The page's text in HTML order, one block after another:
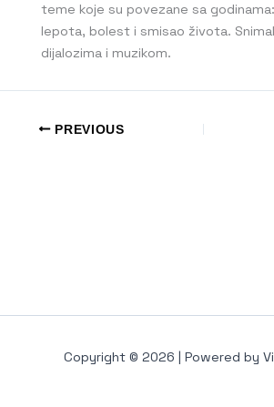
teme koje su povezane sa
lepota, bolest i smisao života.
dijalozima i muzikom.
PREVIOUS
Copyright © 2026 | Powered by